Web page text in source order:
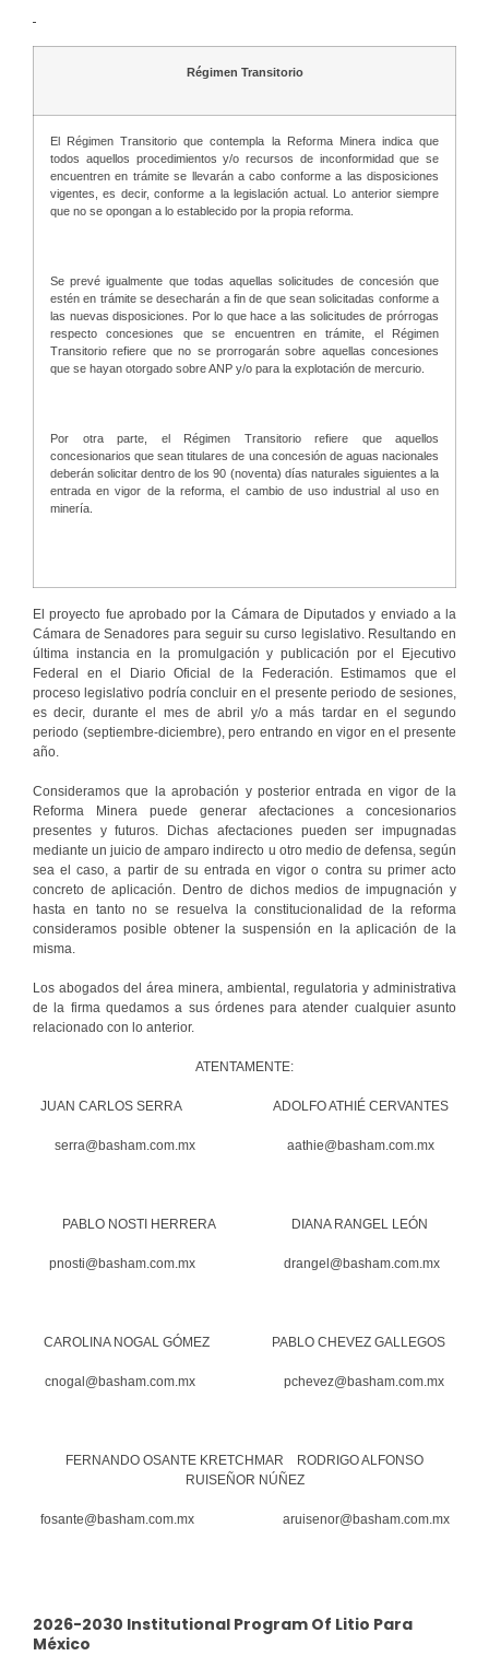
Régimen Transitorio
El Régimen Transitorio que contempla la Reforma Minera indica que
todos aquellos procedimientos y/o recursos de inconformidad que se
encuentren en trámite se llevarán a cabo conforme a las disposiciones
vigentes, es decir, conforme a la legislación actual. Lo anterior siempre
que no se opongan a lo establecido por la propia reforma.
Se prevé igualmente que todas aquellas solicitudes de concesión que
estén en trámite se desecharán a fin de que sean solicitadas conforme a
las nuevas disposiciones. Por lo que hace a las solicitudes de prórrogas
respecto concesiones que se encuentren en trámite, el Régimen
Transitorio refiere que no se prorrogarán sobre aquellas concesiones
que se hayan otorgado sobre ANP y/o para la explotación de mercurio.
Por otra parte, el Régimen Transitorio refiere que aquellos
concesionarios que sean titulares de una concesión de aguas nacionales
deberán solicitar dentro de los 90 (noventa) días naturales siguientes a la
entrada en vigor de la reforma, el cambio de uso industrial al uso en
minería.
El proyecto fue aprobado por la Cámara de Diputados y enviado a la
Cámara de Senadores para seguir su curso legislativo. Resultando en
última instancia en la promulgación y publicación por el Ejecutivo
Federal en el Diario Oficial de la Federación. Estimamos que el
proceso legislativo podría concluir en el presente periodo de sesiones,
es decir, durante el mes de abril y/o a más tardar en el segundo
periodo (septiembre-diciembre), pero entrando en vigor en el presente
año.
Consideramos que la aprobación y posterior entrada en vigor de la
Reforma Minera puede generar afectaciones a concesionarios
presentes y futuros. Dichas afectaciones pueden ser impugnadas
mediante un juicio de amparo indirecto u otro medio de defensa, según
sea el caso, a partir de su entrada en vigor o contra su primer acto
concreto de aplicación. Dentro de dichos medios de impugnación y
hasta en tanto no se resuelva la constitucionalidad de la reforma
consideramos posible obtener la suspensión en la aplicación de la
misma.
Los abogados del área minera, ambiental, regulatoria y administrativa
de la firma quedamos a sus órdenes para atender cualquier asunto
relacionado con lo anterior.
ATENTAMENTE:
JUAN CARLOS SERRA ADOLFO ATHIÉ CERVANTES
serra@basham.com.mx aathie@basham.com.mx
PABLO NOSTI HERRERA DIANA RANGEL LEÓN
pnosti@basham.com.mx drangel@basham.com.mx
CAROLINA NOGAL GÓMEZ PABLO CHEVEZ GALLEGOS
cnogal@basham.com.mx pchevez@basham.com.mx
FERNANDO OSANTE KRETCHMAR RODRIGO ALFONSO
RUISEÑOR NÚÑEZ
fosante@basham.com.mx aruisenor@basham.com.mx
2026-2030 Institutional Program Of Litio Para
México